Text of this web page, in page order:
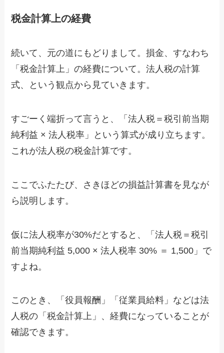
税金計算上の経費
続いて、元の道にもどりまして。損金、すなわち
「税金計算上」の経費について。法人税の計算
式、という観点から見ていきます。
すごーく端折って言うと、「法人税＝税引前当期
純利益 × 法人税率」という算式が成り立ちます。
これが法人税の税金計算です。
ここでふたたび、さきほどの損益計算書を見なが
ら説明します。
仮に法人税率が30%だとすると、「法人税＝税引
前当期純利益 5,000 × 法人税率 30% ＝ 1,500」で
すよね。
このとき、「役員報酬」「従業員給料」などは法
人税の「税金計算上」、経費になっていることが
確認できます。